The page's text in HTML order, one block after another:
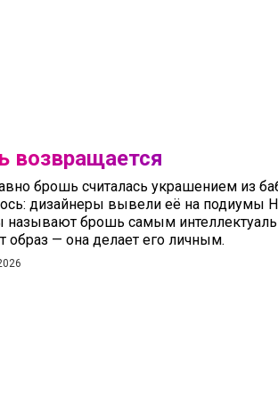
возвращается
брошь считалась украшением из
дизайнеры вывели её на подиумы
называют брошь самым
образ — она делает его личным.